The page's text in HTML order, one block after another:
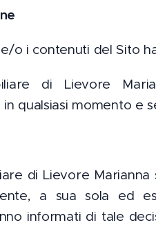
o i contenuti del Sito
di Lievore
qualsiasi momento e
di Lievore
a sua sola ed
informati di tale